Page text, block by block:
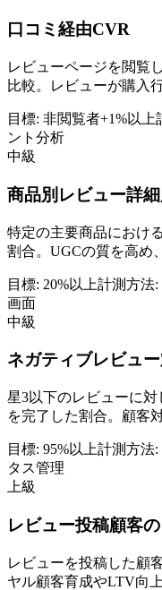
口コミ経由CVR
レビューページを閲覧
比較。レビューが購入
目標: 非閲覧者+1%以上
ント分析
中級
商品別レビュー詳
特定の主要商品におけ
割合。UGCの質を高め
目標: 20%以上計測方法:
画面
中級
ネガティブレビュ
星3以下のレビューに
を完了した割合。顧客
目標: 95%以上計測方法:
タス管理
上級
レビュー投稿顧客
レビューを投稿した顧
ヤル顧客育成やLTV向